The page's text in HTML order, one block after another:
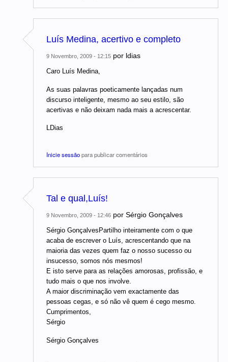
Luís Medina, acertivo e completo
9 Novembro, 2009 - 12:15 por ldias
Caro Luís Medina,
As suas palavras poeticamente lançadas num
discurso inteligente, mesmo ao seu estilo, são
acertivas e não deixam nada mais a acrescentar.
LDias
Inicie sessãopara publicar comentários
Tal e qual,Luís!
9 Novembro, 2009 - 12:46 por Sérgio Gonçalves
Sérgio GonçalvesPartilho inteiramente com o que
acaba de escrever o Luís, acrescentando que na
maioria das vezes quem faz o nosso sucesso ou
insucesso, somos nós mesmos!
E isto serve para as relações amorosas, profissão, e
tudo mais o que nos involve.
A maior discriminação vem exactamente das
pessoas cegas, e só não vê quem é cego mesmo.
Cumprimentos,
Sérgio
Sérgio Gonçalves